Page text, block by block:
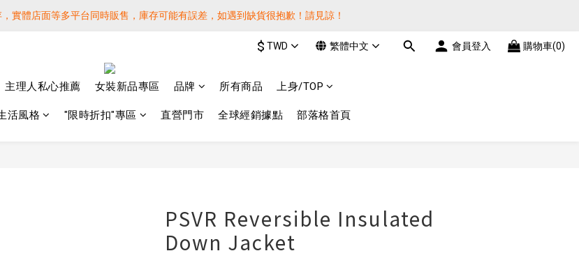
實體店面等多平台同時販售，庫存可能有誤差，如遇到缺貨很抱歉！請見諒！
實體店面等多平台同時販售，庫存可能有誤差，如遇到缺貨很抱歉！請見諒！
實體店面等多平台同時販售，庫存可能有誤差，如遇到缺貨很抱歉！請見諒！
$ TWD 繁體中文 會員登入 購物車(0)
主理人私心推薦 女裝新品專區 品牌 所有商品 上身/TOP
活風格 "限時折扣"專區 直營門市 全球經銷據點 部落格首頁
PSVR Reversible Insulated
Down Jacket